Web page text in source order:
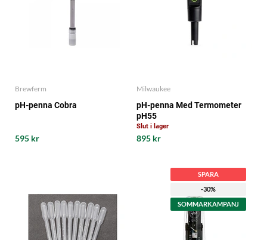
Brewferm
pH-penna Cobra
595 kr
Milwaukee
pH-penna Med Termometer
pH55
Slut i lager
895 kr
SPARA
-30%
SOMMARKAMPANJ